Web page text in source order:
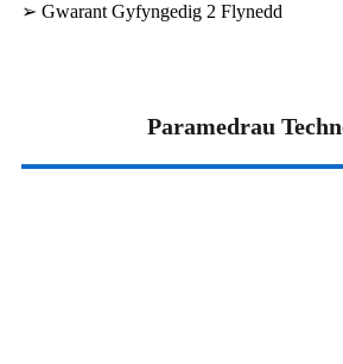
➢ Gwarant Gyfyngedig 2 Flynedd
Paramedrau